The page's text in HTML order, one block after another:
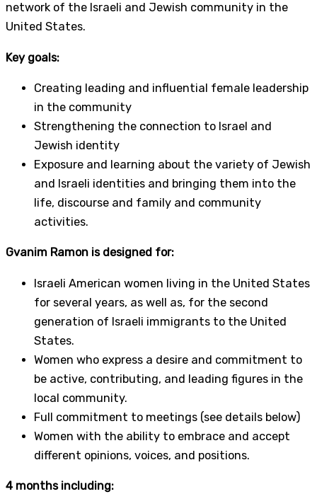
network of the Israeli and Jewish community in the
United States.
Key goals:
Creating leading and influential female leadership
in the community
Strengthening the connection to Israel and
Jewish identity
Exposure and learning about the variety of Jewish
and Israeli identities and bringing them into the
life, discourse and family and community
activities.
Gvanim Ramon is designed for:
Israeli American women living in the United States
for several years, as well as, for the second
generation of Israeli immigrants to the United
States.
Women who express a desire and commitment to
be active, contributing, and leading figures in the
local community.
Full commitment to meetings (see details below)
Women with the ability to embrace and accept
different opinions, voices, and positions.
4 months including: